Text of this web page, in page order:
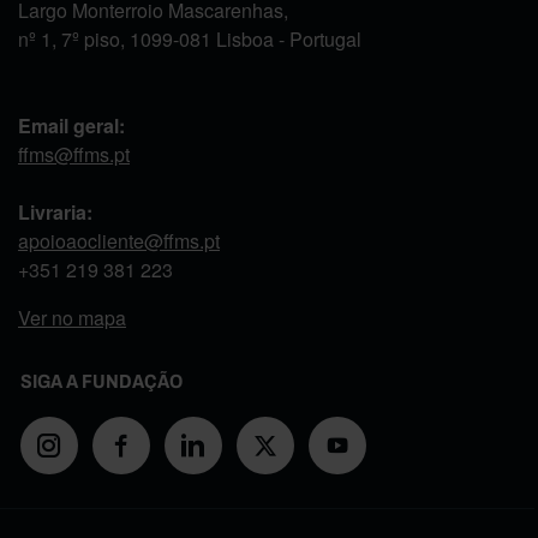
Largo Monterroio Mascarenhas,
nº 1, 7º piso, 1099-081 Lisboa - Portugal
Email geral:
ffms@ffms.pt
Livraria:
apoioaocliente@ffms.pt
+351 219 381 223
Ver no mapa
SIGA A FUNDAÇÃO